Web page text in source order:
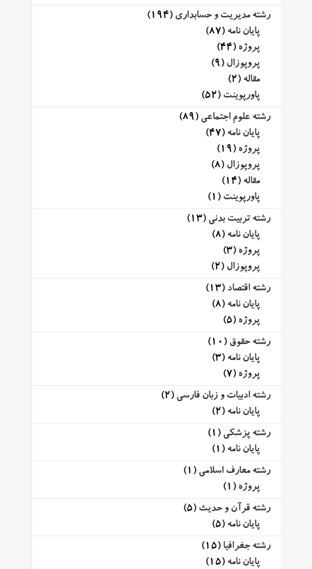
رشته مدیریت و حسابداری (194)
پایان نامه (87)
پروژه (44)
پروپوزال (9)
مقاله (2)
پاورپوینت (52)
رشته علوم اجتماعی (89)
پایان نامه (47)
پروژه (19)
پروپوزال (8)
مقاله (14)
پاورپوینت (1)
رشته تربیت بدنی (13)
پایان نامه (8)
پروژه (3)
پروپوزال (2)
رشته اقتصاد (13)
پایان نامه (8)
پروژه (5)
رشته حقوق (10)
پایان نامه (3)
پروژه (7)
رشته ادبیات و زبان فارسی (2)
پایان نامه (2)
رشته پزشکی (1)
پایان نامه (1)
رشته معارف اسلامی (1)
پروژه (1)
رشته قرآن و حدیث (5)
پایان نامه (5)
رشته جغرافیا (15)
پایان نامه (15)